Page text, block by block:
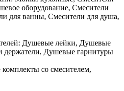
оборудование, Смесители
для ванны, Смесители для душа,
Душевые лейки, Душевые
Душевые гарнитуры
со смесителем,